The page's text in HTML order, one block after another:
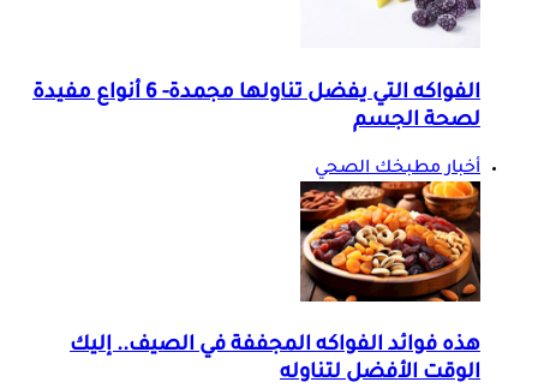
الفواكه التي يفضل تناولها مجمدة- 6 أنواع مفيدة
لصحة الجسم
أخبار مطبخك الصحي
هذه فوائد الفواكه المجففة في الصيف.. إليك
الوقت الأفضل لتناوله